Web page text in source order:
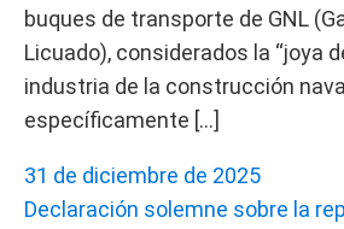
buques de transporte de GNL
Licuado), considerados la “joya
industria de la construcción
específicamente […]
31 de diciembre de 2025
Declaración solemne sobre la